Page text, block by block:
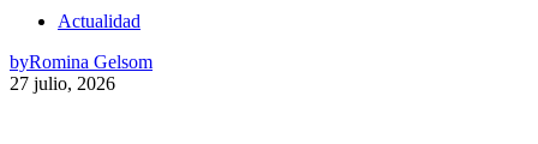
Actualidad
byRomina Gelsom
27 julio, 2026